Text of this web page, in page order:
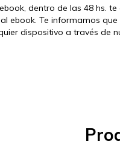
dentro de las 48 hs.
ebook. Te informamos
dispositivo a través de